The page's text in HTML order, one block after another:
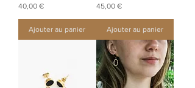
Prix
40,00 €
Ajouter au panier
Prix
45,00 €
Ajouter au panier